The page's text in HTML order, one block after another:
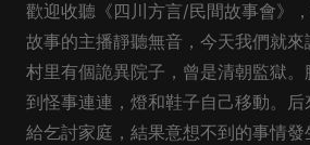
歡迎收聽《四川方言/民間故事會》
故事的主播靜聽無音，今天我們就來
村里有個詭異院子，曾是清朝監獄
到怪事連連，燈和鞋子自己移動。后
給乞討家庭，結果意想不到的事情